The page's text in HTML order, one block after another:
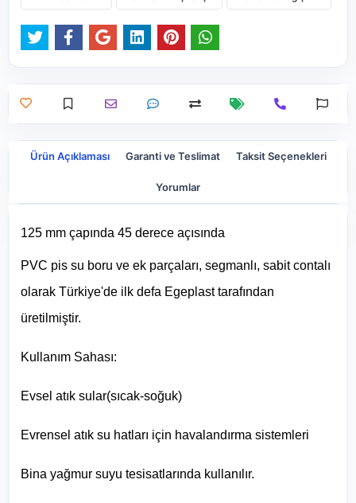
Ürün Açıklaması Garanti ve Teslimat Taksit Seçenekleri
Yorumlar
125 mm çapında 45 derece açısında
PVC pis su boru ve ek parçaları, segmanlı, sabit contalı
olarak Türkiye'de ilk defa Egeplast tarafından
üretilmiştir.
Kullanım Sahası:
Evsel atık sular(sıcak-soğuk)
Evrensel atık su hatları için havalandırma sistemleri
Bina yağmur suyu tesisatlarında kullanılır.